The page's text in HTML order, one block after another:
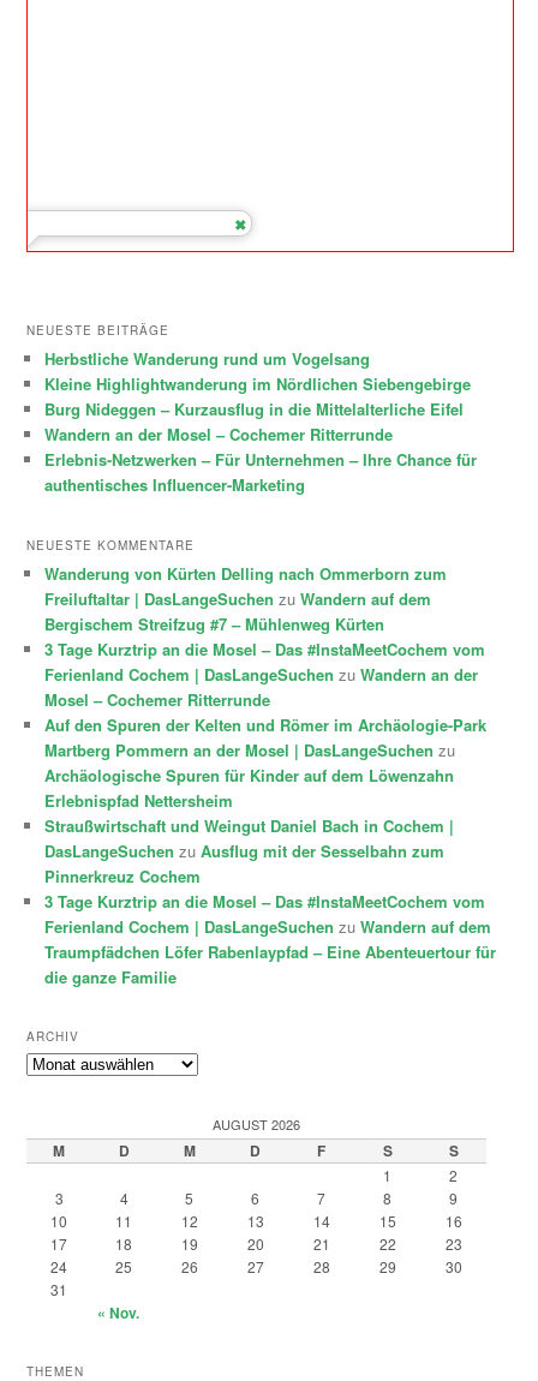
NEUESTE BEITRÄGE
Herbstliche Wanderung rund um Vogelsang
Kleine Highlightwanderung im Nördlichen Siebengebirge
Burg Nideggen – Kurzausflug in die Mittelalterliche Eifel
Wandern an der Mosel – Cochemer Ritterrunde
Erlebnis-Netzwerken – Für Unternehmen – Ihre Chance für
authentisches Influencer-Marketing
NEUESTE KOMMENTARE
Wanderung von Kürten Delling nach Ommerborn zum
Freiluftaltar | DasLangeSuchen zuWandern auf dem
Bergischem Streifzug #7 – Mühlenweg Kürten
3 Tage Kurztrip an die Mosel – Das #InstaMeetCochem vom
Ferienland Cochem | DasLangeSuchen zuWandern an der
Mosel – Cochemer Ritterrunde
Auf den Spuren der Kelten und Römer im Archäologie-Park
Martberg Pommern an der Mosel | DasLangeSuchen zu
Archäologische Spuren für Kinder auf dem Löwenzahn
Erlebnispfad Nettersheim
Straußwirtschaft und Weingut Daniel Bach in Cochem |
DasLangeSuchen zuAusflug mit der Sesselbahn zum
Pinnerkreuz Cochem
3 Tage Kurztrip an die Mosel – Das #InstaMeetCochem vom
Ferienland Cochem | DasLangeSuchen zuWandern auf dem
Traumpfädchen Löfer Rabenlaypfad – Eine Abenteuertour für
die ganze Familie
ARCHIV
Archiv
AUGUST 2026
M D M D F S S
1
2
3
4 5 6 7 8
9
10
11 12 13 14 15
16
17
18 19 20 21 22
23
24
25 26 27 28 29
30
31
« Nov.
THEMEN